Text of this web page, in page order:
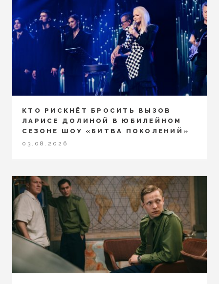
КТО РИСКНЁТ БРОСИТЬ ВЫЗОВ
ЛАРИСЕ ДОЛИНОЙ В ЮБИЛЕЙНОМ
СЕЗОНЕ ШОУ «БИТВА ПОКОЛЕНИЙ»
03.08.2026